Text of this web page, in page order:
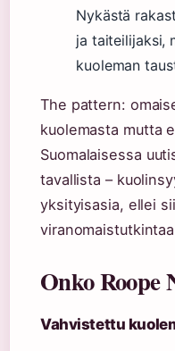
Nykästä
ja taiteilijaksi,
kuoleman
The pattern:
kuolemasta mutta
Suomalaisessa
tavallista –
yksityisasia, ellei
Onko Roope
Vahvistettu